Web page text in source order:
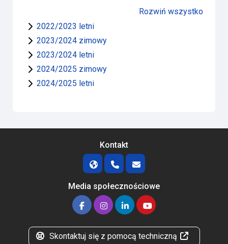
Rozwiń wszystko
2022/2023 letni
2023/2024 zimowy
2023/2024 letni
2024/2025 zimowy
2024/2025 letni
Kontakt
Media społecznościowe
Skontaktuj się z pomocą techniczną